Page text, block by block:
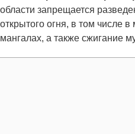
области запрещается
открытого огня, в том числе в
мангалах, а также сжигание